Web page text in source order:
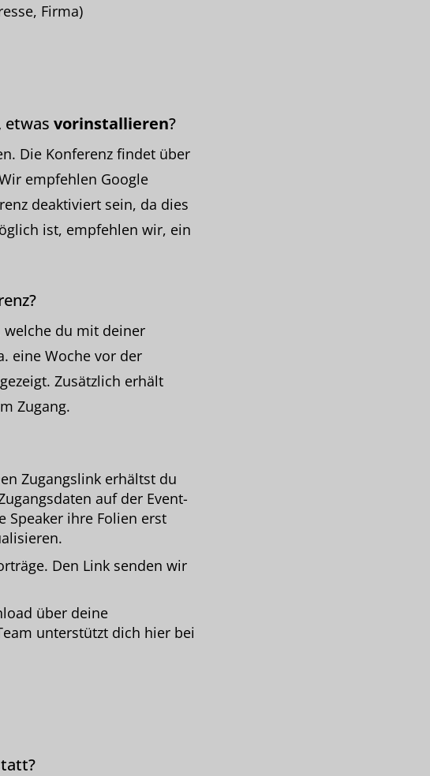
Firma)
etwas vorinstallieren?
Die Konferenz findet über
empfehlen Google
deaktiviert sein, da dies
ist, empfehlen wir, ein
welche du mit deiner
eine Woche vor der
Zusätzlich erhält
Zugang.
Zugangslink erhältst du
auf der Event-
Speaker ihre Folien erst
Den Link senden wir
über deine
unterstützt dich hier bei